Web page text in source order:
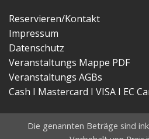
Reservieren/Kontakt
Impressum
Datenschutz
Veranstaltungs Mappe PDF
Veranstaltungs AGBs
Cash I Mastercard I VISA I EC
Die genannten Beträge sind